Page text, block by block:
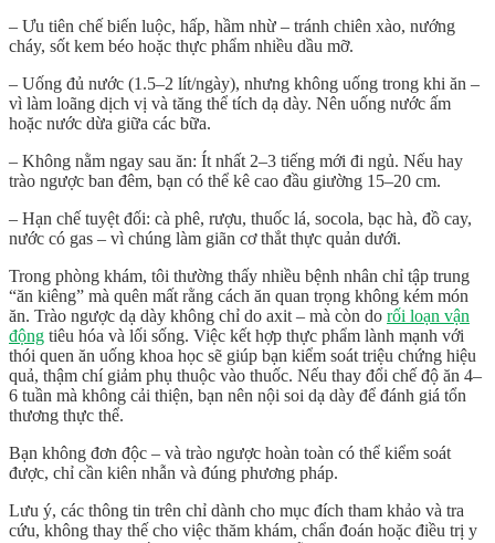
– Ưu tiên chế biến luộc, hấp, hầm nhừ – tránh chiên xào, nướng
cháy, sốt kem béo hoặc thực phẩm nhiều dầu mỡ.
– Uống đủ nước (1.5–2 lít/ngày), nhưng không uống trong khi ăn –
vì làm loãng dịch vị và tăng thể tích dạ dày. Nên uống nước ấm
hoặc nước dừa giữa các bữa.
– Không nằm ngay sau ăn: Ít nhất 2–3 tiếng mới đi ngủ. Nếu hay
trào ngược ban đêm, bạn có thể kê cao đầu giường 15–20 cm.
– Hạn chế tuyệt đối: cà phê, rượu, thuốc lá, socola, bạc hà, đồ cay,
nước có gas – vì chúng làm giãn cơ thắt thực quản dưới.
Trong phòng khám, tôi thường thấy nhiều bệnh nhân chỉ tập trung
“ăn kiêng” mà quên mất rằng cách ăn quan trọng không kém món
ăn. Trào ngược dạ dày không chỉ do axit – mà còn do rối loạn vận
động tiêu hóa và lối sống. Việc kết hợp thực phẩm lành mạnh với
thói quen ăn uống khoa học sẽ giúp bạn kiểm soát triệu chứng hiệu
quả, thậm chí giảm phụ thuộc vào thuốc. Nếu thay đổi chế độ ăn 4–
6 tuần mà không cải thiện, bạn nên nội soi dạ dày để đánh giá tổn
thương thực thể.
Bạn không đơn độc – và trào ngược hoàn toàn có thể kiểm soát
được, chỉ cần kiên nhẫn và đúng phương pháp.
Lưu ý, các thông tin trên chỉ dành cho mục đích tham khảo và tra
cứu, không thay thế cho việc thăm khám, chẩn đoán hoặc điều trị y